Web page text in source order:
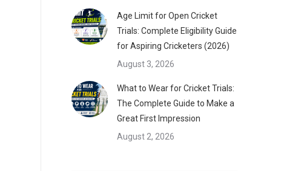
Age Limit for Open Cricket
Trials: Complete Eligibility Guide
for Aspiring Cricketers (2026)
August 3, 2026
What to Wear for Cricket Trials:
The Complete Guide to Make a
Great First Impression
August 2, 2026